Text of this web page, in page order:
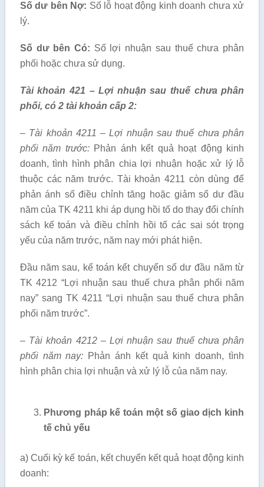
Số dư bên Nợ: Số lỗ hoạt động kinh doanh chưa xử
lý.
Số dư bên Có: Số lợi nhuận sau thuế chưa phân
phối hoặc chưa sử dụng.
Tài khoản 421 – Lợi nhuận sau thuế chưa phân
phối, có 2 tài khoản cấp 2:
– Tài khoản 4211 – Lợi nhuận sau thuế chưa phân
phối năm trước:Phản ánh kết quả hoạt động kinh
doanh, tình hình phân chia lợi nhuận hoặc xử lý lỗ
thuộc các năm trước. Tài khoản 4211 còn dùng để
phản ánh số điều chỉnh tăng hoặc giảm số dư đầu
năm của TK 4211 khi áp dụng hồi tố do thay đổi chính
sách kế toán và điều chỉnh hồi tố các sai sót trọng
yếu của năm trước, năm nay mới phát hiện.
Đầu năm sau, kế toán kết chuyển số dư đầu năm từ
TK 4212 “Lợi nhuận sau thuế chưa phân phối năm
nay” sang TK 4211 “Lợi nhuận sau thuế chưa phân
phối năm trước”.
– Tài khoản 4212 – Lợi nhuận sau thuế chưa phân
phối năm nay: Phản ánh kết quả kinh doanh, tình
hình phân chia lợi nhuận và xử lý lỗ của năm nay.
Phương pháp kế toán một số giao dịch kinh
tế chủ yếu
a) Cuối kỳ kế toán, kết chuyển kết quả hoạt động kinh
doanh: